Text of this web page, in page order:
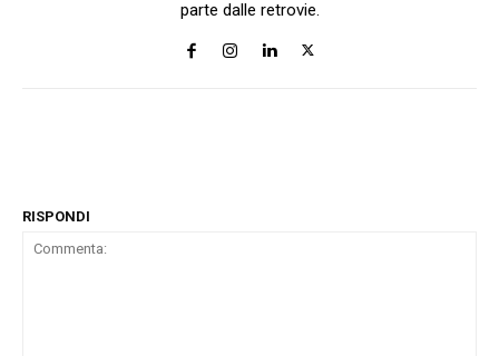
parte dalle retrovie.
RISPONDI